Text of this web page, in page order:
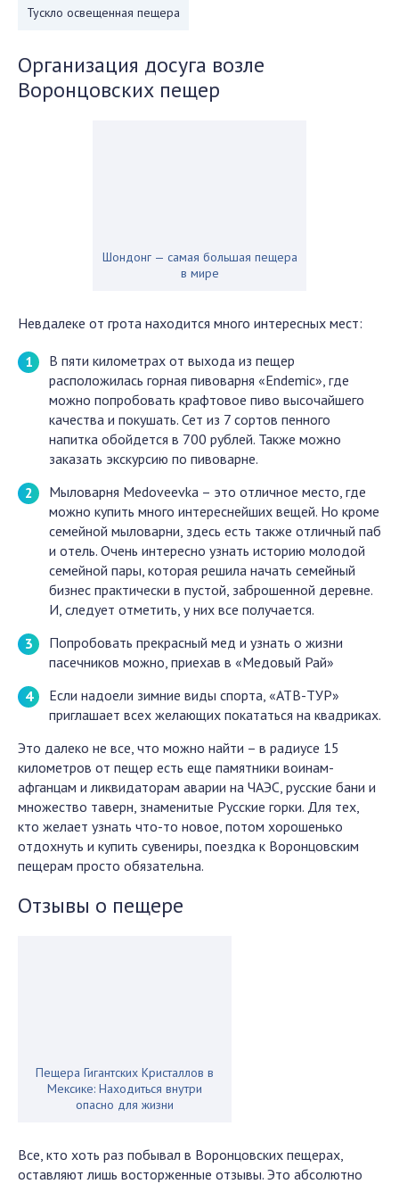
Тускло освещенная пещера
Организация досуга возле
Воронцовских пещер
Шондонг — самая большая пещера
в мире
Невдалеке от грота находится много интересных мест:
В пяти километрах от выхода из пещер
расположилась горная пивоварня «Endemic», где
можно попробовать крафтовое пиво высочайшего
качества и покушать. Сет из 7 сортов пенного
напитка обойдется в 700 рублей. Также можно
заказать экскурсию по пивоварне.
Мыловарня Medoveevka – это отличное место, где
можно купить много интереснейших вещей. Но кроме
семейной мыловарни, здесь есть также отличный паб
и отель. Очень интересно узнать историю молодой
семейной пары, которая решила начать семейный
бизнес практически в пустой, заброшенной деревне.
И, следует отметить, у них все получается.
Попробовать прекрасный мед и узнать о жизни
пасечников можно, приехав в «Медовый Рай»
Если надоели зимние виды спорта, «АТВ-ТУР»
приглашает всех желающих покататься на квадриках.
Это далеко не все, что можно найти – в радиусе 15
километров от пещер есть еще памятники воинам-
афганцам и ликвидаторам аварии на ЧАЭС, русские бани и
множество таверн, знаменитые Русские горки. Для тех,
кто желает узнать что-то новое, потом хорошенько
отдохнуть и купить сувениры, поездка к Воронцовским
пещерам просто обязательна.
Отзывы о пещере
Пещера Гигантских Кристаллов в
Мексике: Находиться внутри
опасно для жизни
Все, кто хоть раз побывал в Воронцовских пещерах,
оставляют лишь восторженные отзывы. Это абсолютно